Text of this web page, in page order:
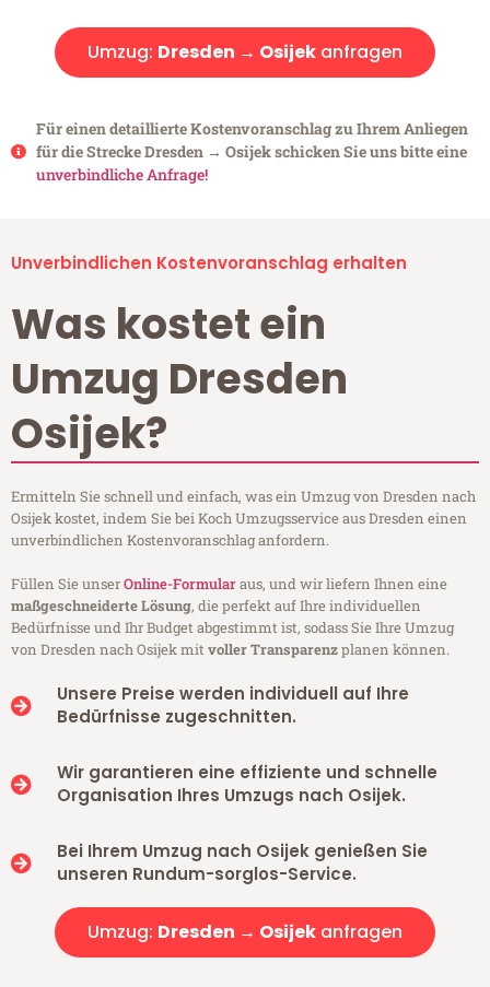
Umzug: Dresden → Osijek anfragen
Für einen detaillierte Kostenvoranschlag zu Ihrem Anliegen
für die Strecke Dresden → Osijek schicken Sie uns bitte eine
unverbindliche Anfrage!
Unverbindlichen Kostenvoranschlag erhalten
Was kostet ein
Umzug Dresden
Osijek?
Ermitteln Sie schnell und einfach, was ein Umzug von Dresden nach
Osijek kostet, indem Sie bei Koch Umzugsservice aus Dresden einen
unverbindlichen Kostenvoranschlag anfordern.
Füllen Sie unserOnline-Formularaus, und wir liefern Ihnen eine
maßgeschneiderte Lösung, die perfekt auf Ihre individuellen
Bedürfnisse und Ihr Budget abgestimmt ist, sodass Sie Ihre Umzug
von Dresden nach Osijek mitvoller Transparenzplanen können.
Unsere Preise werden individuell auf Ihre
Bedürfnisse zugeschnitten.
Wir garantieren eine effiziente und schnelle
Organisation Ihres Umzugs nach Osijek.
Bei Ihrem Umzug nach Osijek genießen Sie
unseren Rundum-sorglos-Service.
Umzug: Dresden → Osijek anfragen